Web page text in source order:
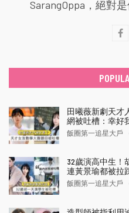
SarangOppa，絕對
田曦薇新劇天才
網被吐槽：幸好
飯圈第一追星大戶
32歲演高中生！
連黃景瑜都被拉
飯圈第一追星大戶